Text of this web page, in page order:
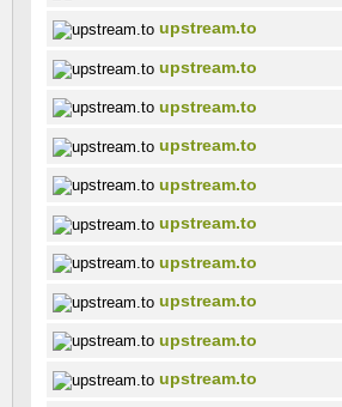
upstream.to
upstream.to
upstream.to
upstream.to
upstream.to
upstream.to
upstream.to
upstream.to
upstream.to
upstream.to